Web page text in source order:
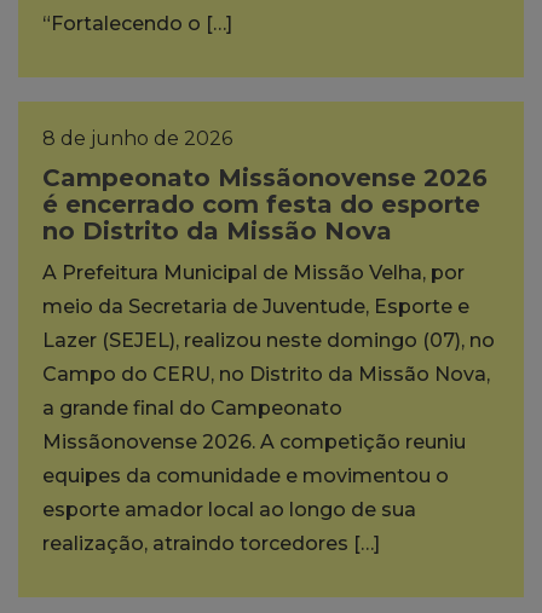
“Fortalecendo o […]
8 de junho de 2026
Campeonato Missãonovense 2026
é encerrado com festa do esporte
no Distrito da Missão Nova
A Prefeitura Municipal de Missão Velha, por
meio da Secretaria de Juventude, Esporte e
Lazer (SEJEL), realizou neste domingo (07), no
Campo do CERU, no Distrito da Missão Nova,
a grande final do Campeonato
Missãonovense 2026. A competição reuniu
equipes da comunidade e movimentou o
esporte amador local ao longo de sua
realização, atraindo torcedores […]